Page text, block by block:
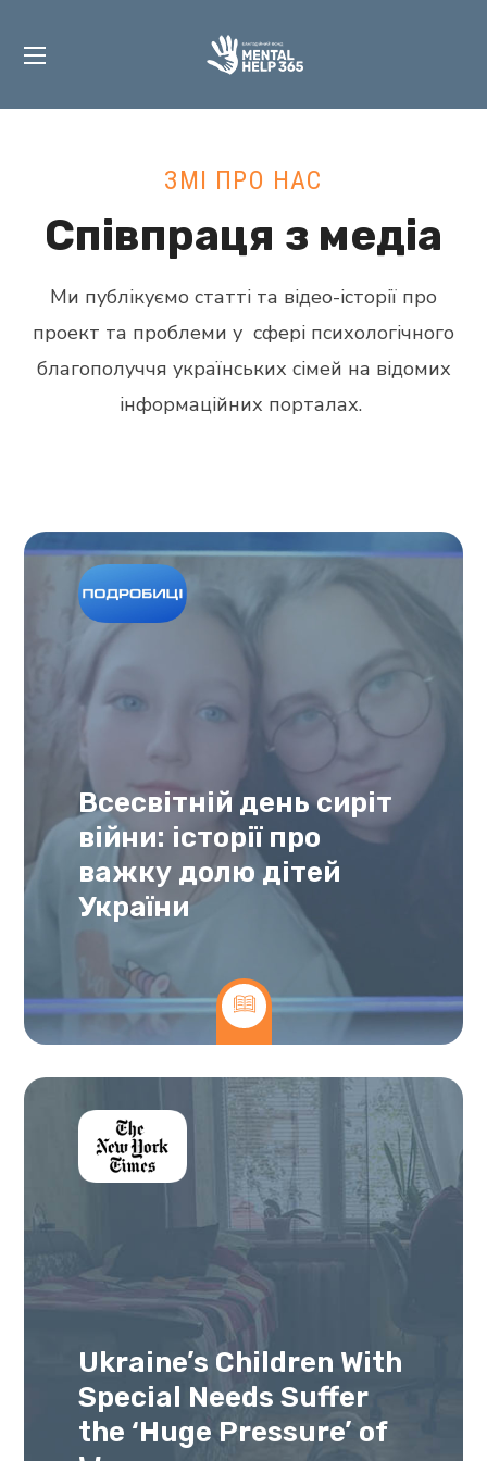
ЗМІ ПРО НАС
Співпраця з медіа
Ми публікуємо статті та відео-історії про
проект та проблеми у сфері психологічного
благополуччя українських сімей на відомих
інформаційних порталах.
Всесвітній день сиріт
війни: історії про
важку долю дітей
України
Ukraine’s Children With
Special Needs Suffer
the ‘Huge Pressure’ of